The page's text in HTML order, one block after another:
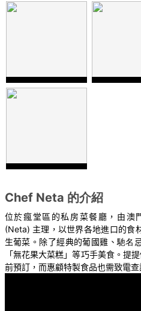
Chef Neta 的介紹
位於瘋堂區的私房菜餐廳，由澳
(Neta) 主理，以世界各地進口的食
生葡菜。除了經典的葡國雞、馳名
「無花果大菜糕」等巧手美食。提
前預訂，而惠顧特製食品也需致電查